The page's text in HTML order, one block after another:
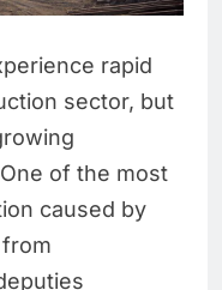
rapid
sector, but
of the most
caused by